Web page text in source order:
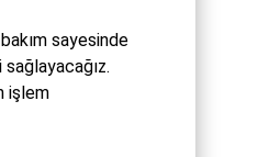
sayesinde
işlem